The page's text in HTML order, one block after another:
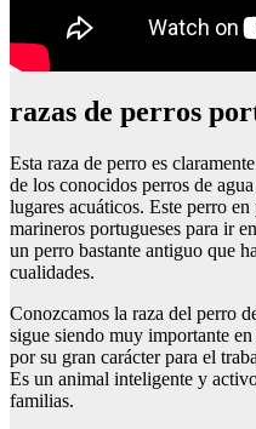
razas de perros
Esta raza de perro es
de los conocidos perros de
lugares acuáticos. Este perro
marineros portugueses para ir
un perro bastante antiguo que
cualidades.
Conozcamos la raza del perro
sigue siendo muy importante
por su gran carácter para el
Es un animal inteligente y
familias.